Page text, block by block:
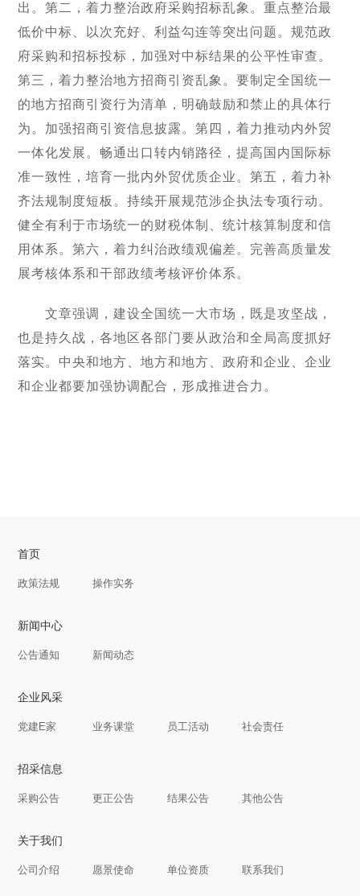
出。第二，着力整治政府采购招标乱象。重点整治最
低价中标、以次充好、利益勾连等突出问题。规范政
府采购和招标投标，加强对中标结果的公平性审查。
第三，着力整治地方招商引资乱象。要制定全国统一
的地方招商引资行为清单，明确鼓励和禁止的具体行
为。加强招商引资信息披露。第四，着力推动内外贸
一体化发展。畅通出口转内销路径，提高国内国际标
准一致性，培育一批内外贸优质企业。第五，着力补
齐法规制度短板。持续开展规范涉企执法专项行动。
健全有利于市场统一的财税体制、统计核算制度和信
用体系。第六，着力纠治政绩观偏差。完善高质量发
展考核体系和干部政绩考核评价体系。
文章强调，建设全国统一大市场，既是攻坚战，
也是持久战，各地区各部门要从政治和全局高度抓好
落实。中央和地方、地方和地方、政府和企业、企业
和企业都要加强协调配合，形成推进合力。
首页
政策法规 操作实务
新闻中心
公告通知 新闻动态
企业风采
党建E家 业务课堂 员工活动 社会责任
招采信息
采购公告 更正公告 结果公告 其他公告
关于我们
公司介绍 愿景使命 单位资质 联系我们